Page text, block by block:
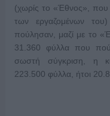
(χωρίς το «Έθνος», που
των εργαζομένων
πούλησαν, μαζί με το
31.360 φύλλα που
σωστή σύγκριση, η
223.500 φύλλα, ήτοι